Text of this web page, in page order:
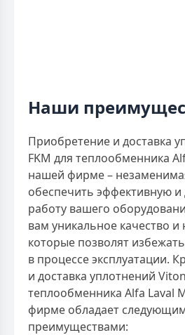
Наши
Приобретение и доставка
FKM для теплообменника
нашей фирме –
обеспечить эффективную
работу вашего
вам уникальное качество и
которые позволят
в процессе эксплуатации.
и доставка уплотнений
теплообменника Alfa Laval
фирме обладает
преимуществами: